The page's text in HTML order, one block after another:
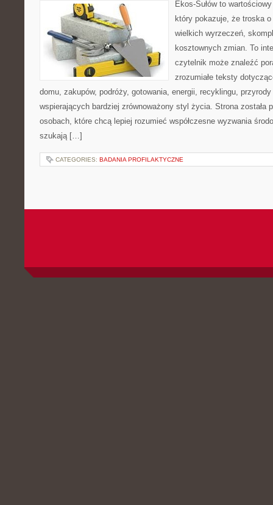
Ekos-Sułów to
który pokazuje, że troska
wielkich wyrzeczeń,
kosztownych zmian. To
czytelnik może znaleźć
zrozumiałe teksty
domu, zakupów, podróży, gotowania, energii, recyklingu,
wspierających bardziej zrównoważony styl życia. Strona została
osobach, które chcą lepiej rozumieć współczesne wyzwania
szukają […]
CATEGORIES: BADANIA PROFILAKTYCZNE